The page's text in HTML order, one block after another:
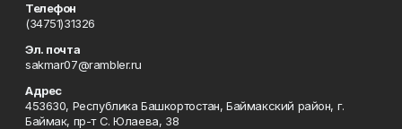
Телефон
(34751)31326
Эл. почта
sakmar07@rambler.ru
Адрес
453630, Республика Башкортостан, Баймакский район, г.
Баймак, пр-т С. Юлаева, 38